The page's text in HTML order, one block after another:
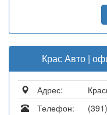
Крас Авто |
Адрес:
Телефон: